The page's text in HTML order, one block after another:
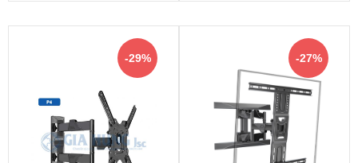
-29% -27%